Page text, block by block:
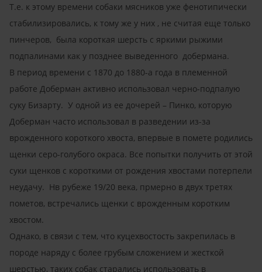
Т.е. к этому времени собаки мясников уже фенотипически
стабилизировались, к тому же у них , не считая еще только
пинчеров, была короткая шерсть с яркими рыжими
подпалинами как у позднее выведенного добермана.
В период времени с 1870 до 1880-а года в племенной
работе Доберман активно использовал черно-подпалую
суку Бизарту. У одной из ее дочерей – Пинко, которую
Доберман часто использовал в разведении из-за
врожденного короткого хвоста, впервые в помете родились
щенки серо-голубого окраса. Все попытки получить от этой
суки щенков с короткими от рождения хвостами потерпели
неудачу. Нв рубеже 19/20 века, прмерно в двух третях
пометов, встречались щенки с врожденным коротким
хвостом.
Однако, в связи с тем, что куцехвостость закрепилась в
породе наряду с более грубым сложением и жесткой
шерстью, таких собак старались использовать в